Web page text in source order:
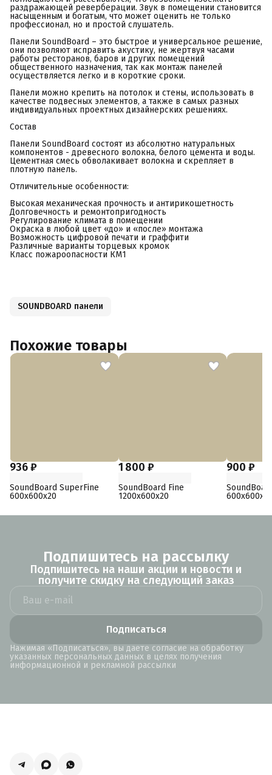
раздражающей реверберации. Звук в помещении становится
насыщенным и богатым, что может оценить не только
профессионал, но и простой слушатель.
Панели SoundBoard – это быстрое и универсальное решение,
они позволяют исправить акустику, не жертвуя часами
работы ресторанов, баров и других помещений
общественного назначения, так как монтаж панелей
осуществляется легко и в короткие сроки.
Панели можно крепить на потолок и стены, использовать в
качестве подвесных элементов, а также в самых разных
индивидуальных проектных дизайнерских решениях.
Состав
Панели SoundBoard состоят из абсолютно натуральных
компонентов - древесного волокна, белого цемента и воды.
Цементная смесь обволакивает волокна и скрепляет в
плотную панель.
Отличительные особенности:
Высокая механическая прочность и антирикошетность
Долговечность и ремонтопригодность
Регулирование климата в помещении
Окраска в любой цвет «до» и «после» монтажа
Возможность цифровой печати и граффити
Различные варианты торцевых кромок
Класс пожароопасности КМ1
SOUNDBOARD панели
Похожие товары
936 ₽
SoundBoard SuperFine
600x600x20
1 800 ₽
SoundBoard Fine
1200x600x20
900 ₽
Подпишитесь на рассылку
Подпишитесь на наши акции и новости и
получите скидку на следующий заказ
Подписаться
Нажимая «Подписаться», вы даете согласие на обработку
указанных персональных данных в целях получения
информационной и рекламной рассылки